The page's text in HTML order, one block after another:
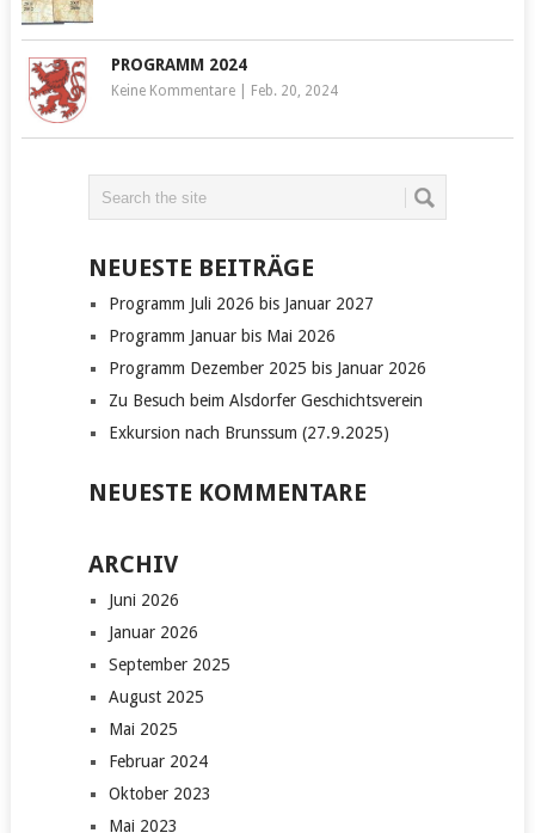
PROGRAMM 2024
Keine Kommentare| Feb. 20, 2024
NEUESTE BEITRÄGE
Programm Juli 2026 bis Januar 2027
Programm Januar bis Mai 2026
Programm Dezember 2025 bis Januar 2026
Zu Besuch beim Alsdorfer Geschichtsverein
Exkursion nach Brunssum (27.9.2025)
NEUESTE KOMMENTARE
ARCHIV
Juni 2026
Januar 2026
September 2025
August 2025
Mai 2025
Februar 2024
Oktober 2023
Mai 2023